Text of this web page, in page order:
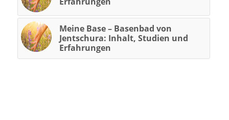
Meine Base – Basenbad von
Jentschura: Inhalt, Studien und
Erfahrungen